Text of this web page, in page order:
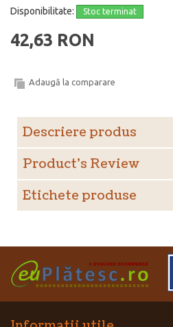
Disponibilitate: Stoc terminat
42,63 RON
Adaugă la comparare
Descriere produs
Product's Review
Etichete produse